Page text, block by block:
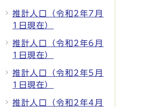
推計人口（令和2年7月
1日現在）
推計人口（令和2年6月
1日現在）
推計人口（令和2年5月
1日現在）
推計人口（令和2年4月